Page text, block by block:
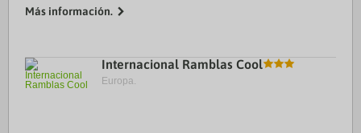
comercial La Roca Village y a 14,5 km de ...
Más información.
Internacional Ramblas Cool
Europa.